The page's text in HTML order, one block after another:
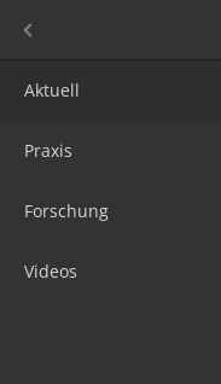
Aktuell
Praxis
Forschung
Videos